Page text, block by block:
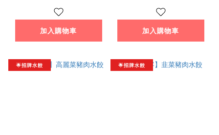
加入購物車 加入購物車
🌟招牌水餃 🌟招牌水餃